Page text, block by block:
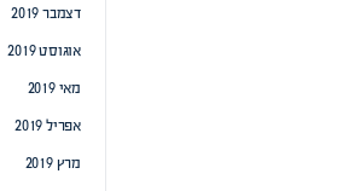
דצמבר 2019
אוגוסט 2019
מאי 2019
אפריל 2019
מרץ 2019